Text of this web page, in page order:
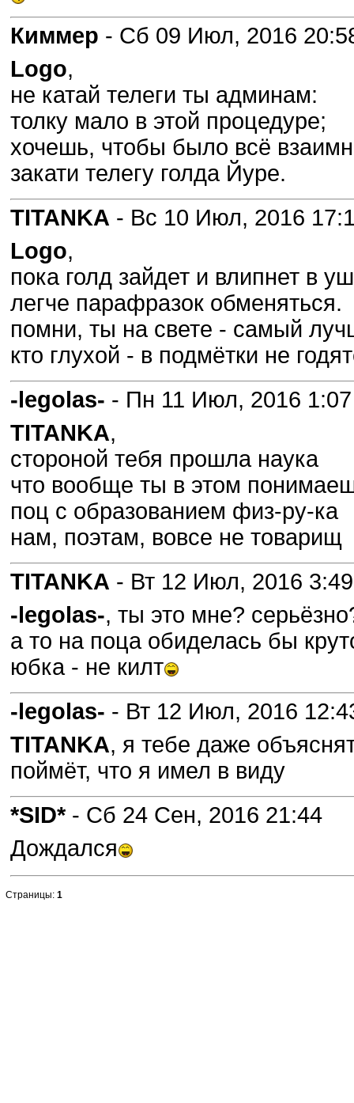
Киммер - Сб 09 Июл, 2016
Logo,
не катай телеги ты админам:
толку мало в этой процедуре;
хочешь, чтобы было всё
закати телегу голда Йуре.
TITANKA - Вс 10 Июл, 2016
Logo,
пока голд зайдет и влипнет в
легче парафразок обменяться.
помни, ты на свете - самый
кто глухой - в подмётки не
-legolas- - Пн 11 Июл, 2016 1:07
TITANKA,
стороной тебя прошла наука
что вообще ты в этом
поц с образованием физ-ру-ка
нам, поэтам, вовсе не товарищ
TITANKA - Вт 12 Июл, 2016 3:49
-legolas-, ты это мне?
а то на поца обиделась бы
юбка - не килт
-legolas- - Вт 12 Июл, 2016
TITANKA, я тебе даже
поймёт, что я имел в виду
*SID* - Сб 24 Сен, 2016 21:44
Дождался
Страницы: 1